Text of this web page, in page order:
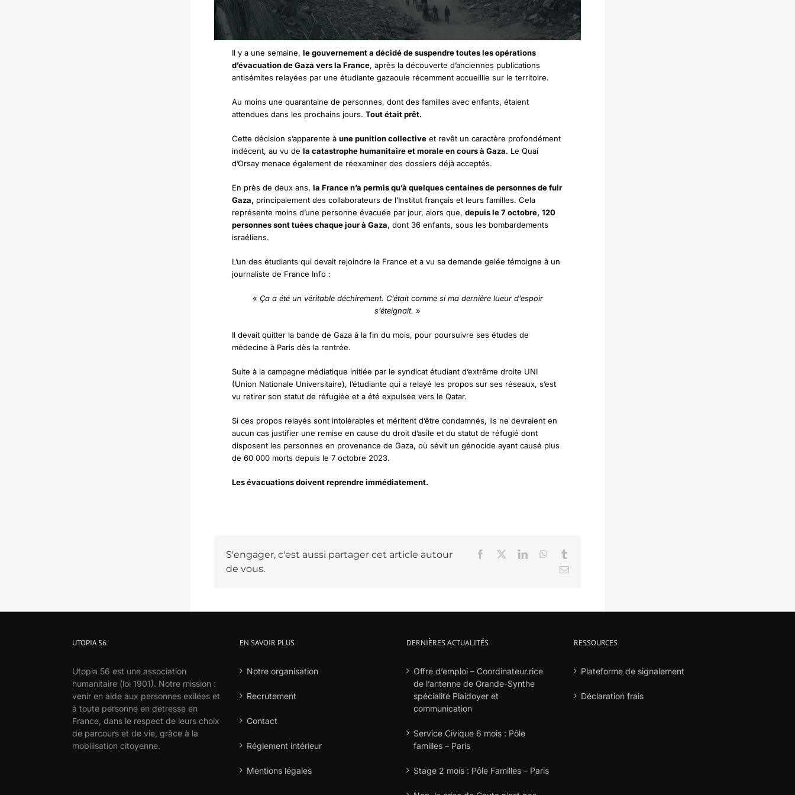
Il y a une semaine, le gouvernement a décidé de suspendre toutes les opérations
d’évacuation de Gaza vers la France, après la découverte d’anciennes publications
antisémites relayées par une étudiante gazaouie récemment accueillie sur le territoire.
Au moins une quarantaine de personnes, dont des familles avec enfants, étaient
attendues dans les prochains jours. Tout était prêt.
Cette décision s’apparente à une punition collectiveet revêt un caractère profondément
indécent, au vu de la catastrophe humanitaire et morale en cours à Gaza. Le Quai
d’Orsay menace également de réexaminer des dossiersdéjà acceptés.
En près de deux ans, la France n’a permis qu’à quelques centaines de personnes de fuir
Gaza, principalement des collaborateurs de l’Institut français et leurs familles. Cela
représente moins d’une personne évacuée par jour, alors que, depuis le 7 octobre, 120
personnes sont tuées chaque jourà Gaza, dont 36 enfants, sous les bombardements
israéliens.
L’un des étudiants qui devait rejoindre la France et a vu sa demande gelée témoigne à un
journaliste de France Info :
« Ça a été un véritable déchirement. C’était comme si ma dernière lueur d’espoir
s’éteignait. »
Il devait quitter la bande de Gaza à la fin du mois, pour poursuivre ses études de
médecine à Paris dès la rentrée.
Suite à la campagne médiatique initiée par le syndicat étudiant d’extrême droite UNI
(Union Nationale Universitaire), l’étudiante qui a relayé les propos sur ses réseaux, s’est
vu retirer son statut de réfugiée et a été expulsée vers le Qatar.
Si ces propos relayés sont intolérables et méritent d’être condamnés, ils ne devraient en
aucun cas justifier une remise en cause du droit d’asile et du statut de réfugié dont
disposent les personnes en provenance de Gaza, où sévit un génocide ayant causé plus
de 60 000 morts depuis le 7 octobre 2023.
Les évacuations doivent reprendre immédiatement.
S'engager, c'est aussi partager cet article autour
de vous.
Facebook LinkedInWhatsApp
Email
UTOPIA 56
Utopia 56 est une association
humanitaire (loi 1901). Notre mission :
venir en aide aux personnes exilées et
à toute personne en détresse en
France, dans le respect de leurs choix
de parcours et de vie, grâce à la
mobilisation citoyenne.
EN SAVOIR PLUS
Notre organisation
Recrutement
Contact
Réglement intérieur
Mentions légales
DERNIÈRES ACTUALITÉS
Offre d’emploi – Coordinateur.rice
de l’antenne de Grande-Synthe
spécialité Plaidoyer et
communication
Service Civique 6 mois : Pôle
familles – Paris
Stage 2 mois : Pôle Familles – Paris
RESSOURCES
Plateforme de signalement
Déclaration frais